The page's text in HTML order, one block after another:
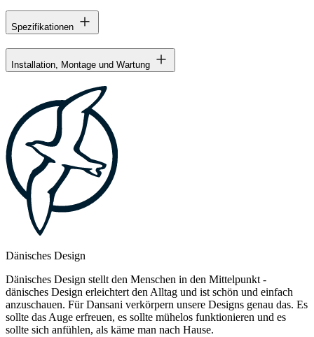
Spezifikationen
Installation, Montage und Wartung
Dänisches Design
Dänisches Design stellt den Menschen in den Mittelpunkt -
dänisches Design erleichtert den Alltag und ist schön und einfach
anzuschauen. Für Dansani verkörpern unsere Designs genau das. Es
sollte das Auge erfreuen, es sollte mühelos funktionieren und es
sollte sich anfühlen, als käme man nach Hause.